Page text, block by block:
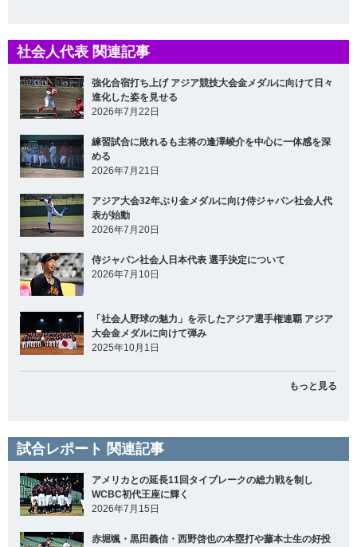
社会人代表 関連記事
強化合宿打ち上げ アジア競技大会金メダルに向けて日々
進化した姿を見せる
2026年7月22日
練習試合に敗れるも主将の逢澤崚介を中心に一体感を深
める
2026年7月21日
アジア大会32年ぶり金メダルに向け侍ジャパン社会人代
表が始動
2026年7月20日
侍ジャパン社会人日本代表 選手決定について
2026年7月10日
「社会人野球の魅力」を示したアジア選手権連覇 アジア
大会金メダルに向けて弾み
2025年10月1日
もっと見る
試合レポート 関連記事
アメリカとの延長11回タイブレークの総力戦を制し
WCBC初代王座に輝く
2026年7月15日
赤堀颯・黒田義信・西野啓也の本塁打や藤本士生の好投